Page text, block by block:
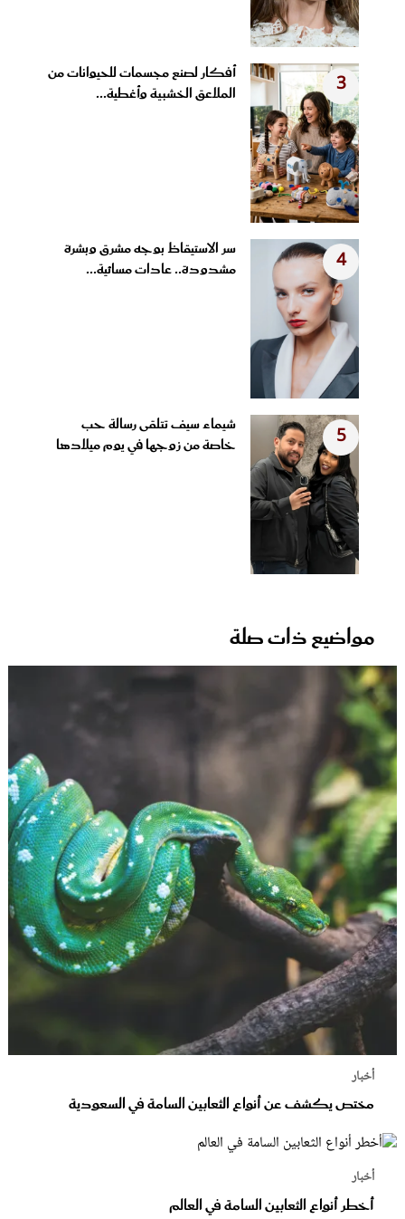
3
أفكار لصنع مجسمات للحيوانات من
الملاعق الخشبية وأغطية...
4
سر الاستيقاظ بوجه مشرق وبشرة
مشدودة.. عادات مسائية...
5
شيماء سيف تتلقى رسالة حب
خاصة من زوجها في يوم ميلادها
مواضيع ذات صلة
أخبار
مختص يكشف عن أنواع الثعابين السامة في السعودية
أخبار
أخطر أنواع الثعابين السامة في العالم